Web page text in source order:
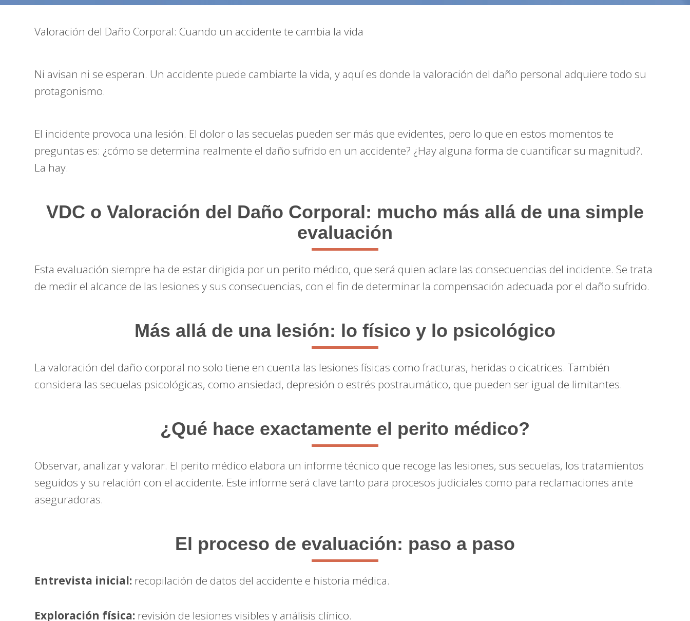
Valoración del Daño Corporal: Cuando un accidente te cambia la vida
Ni avisan ni se esperan. Un accidente puede cambiarte la vida, y aquí es donde la valoración del daño personal adquiere todo su
protagonismo.
El incidente provoca una lesión. El dolor o las secuelas pueden ser más que evidentes, pero lo que en estos momentos te
preguntas es: ¿cómo se determina realmente el daño sufrido en un accidente? ¿Hay alguna forma de cuantificar su magnitud?.
La hay.
VDC o Valoración del Daño Corporal: mucho más allá de una simple
evaluación
Esta evaluación siempre ha de estar dirigida por un perito médico, que será quien aclare las consecuencias del incidente. Se trata
de medir el alcance de las lesiones y sus consecuencias, con el fin de determinar la compensación adecuada por el daño sufrido.
Más allá de una lesión: lo físico y lo psicológico
La valoración del daño corporal no solo tiene en cuenta las lesiones físicas como fracturas, heridas o cicatrices. También
considera las secuelas psicológicas, como ansiedad, depresión o estrés postraumático, que pueden ser igual de limitantes.
¿Qué hace exactamente el perito médico?
Observar, analizar y valorar. El perito médico elabora un informe técnico que recoge las lesiones, sus secuelas, los tratamientos
seguidos y su relación con el accidente. Este informe será clave tanto para procesos judiciales como para reclamaciones ante
aseguradoras.
El proceso de evaluación: paso a paso
Entrevista inicial: recopilación de datos del accidente e historia médica.
Exploración física: revisión de lesiones visibles y análisis clínico.